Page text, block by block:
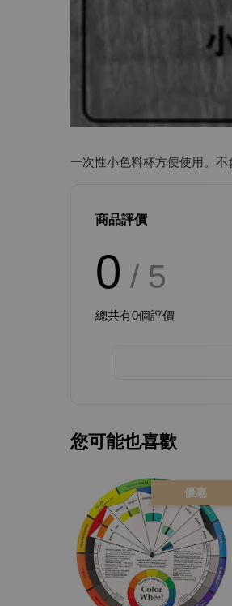
一次性小色料杯方便使用。不
商品評價
0 / 5
總共有0個評價
您可能也喜歡
優惠